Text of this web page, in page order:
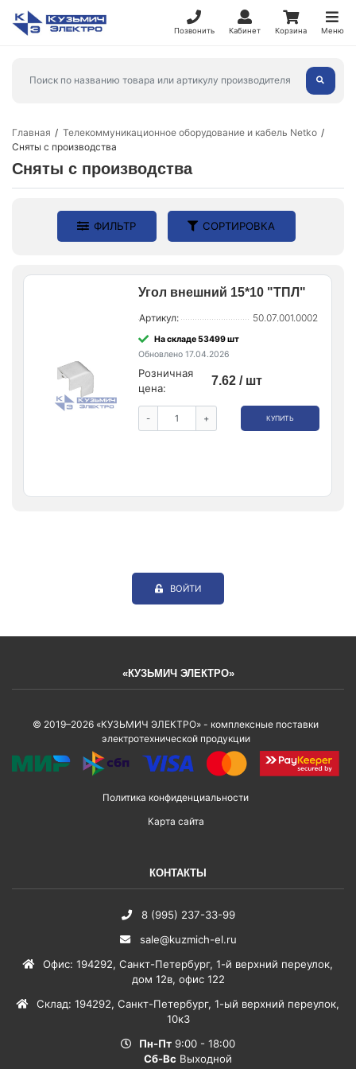
Позвонить Кабинет Корзина Меню
Главная
Телекоммуникационное оборудование и кабель Netko
Сняты с производства
Сняты с производства
ФИЛЬТР СОРТИРОВКА
Угол внешний 15*10 "ТПЛ"
Артикул: 50.07.001.0002
На складе 53499 шт
Обновлено 17.04.2026
Розничная
цена:
7.62 / шт
- + КУПИТЬ
ВОЙТИ
«КУЗЬМИЧ ЭЛЕКТРО»
© 2019–2026 «КУЗЬМИЧ ЭЛЕКТРО» - комплексные поставки
электротехнической продукции
Политика конфиденциальности
Карта сайта
КОНТАКТЫ
8 (995) 237-33-99
sale@kuzmich-el.ru
Офис: 194292, Санкт-Петербург, 1-й верхний переулок,
дом 12в, офис 122
Склад: 194292, Санкт-Петербург, 1-ый верхний переулок,
10к3
Пн-Пт 9:00 - 18:00
Сб-Вс Выходной